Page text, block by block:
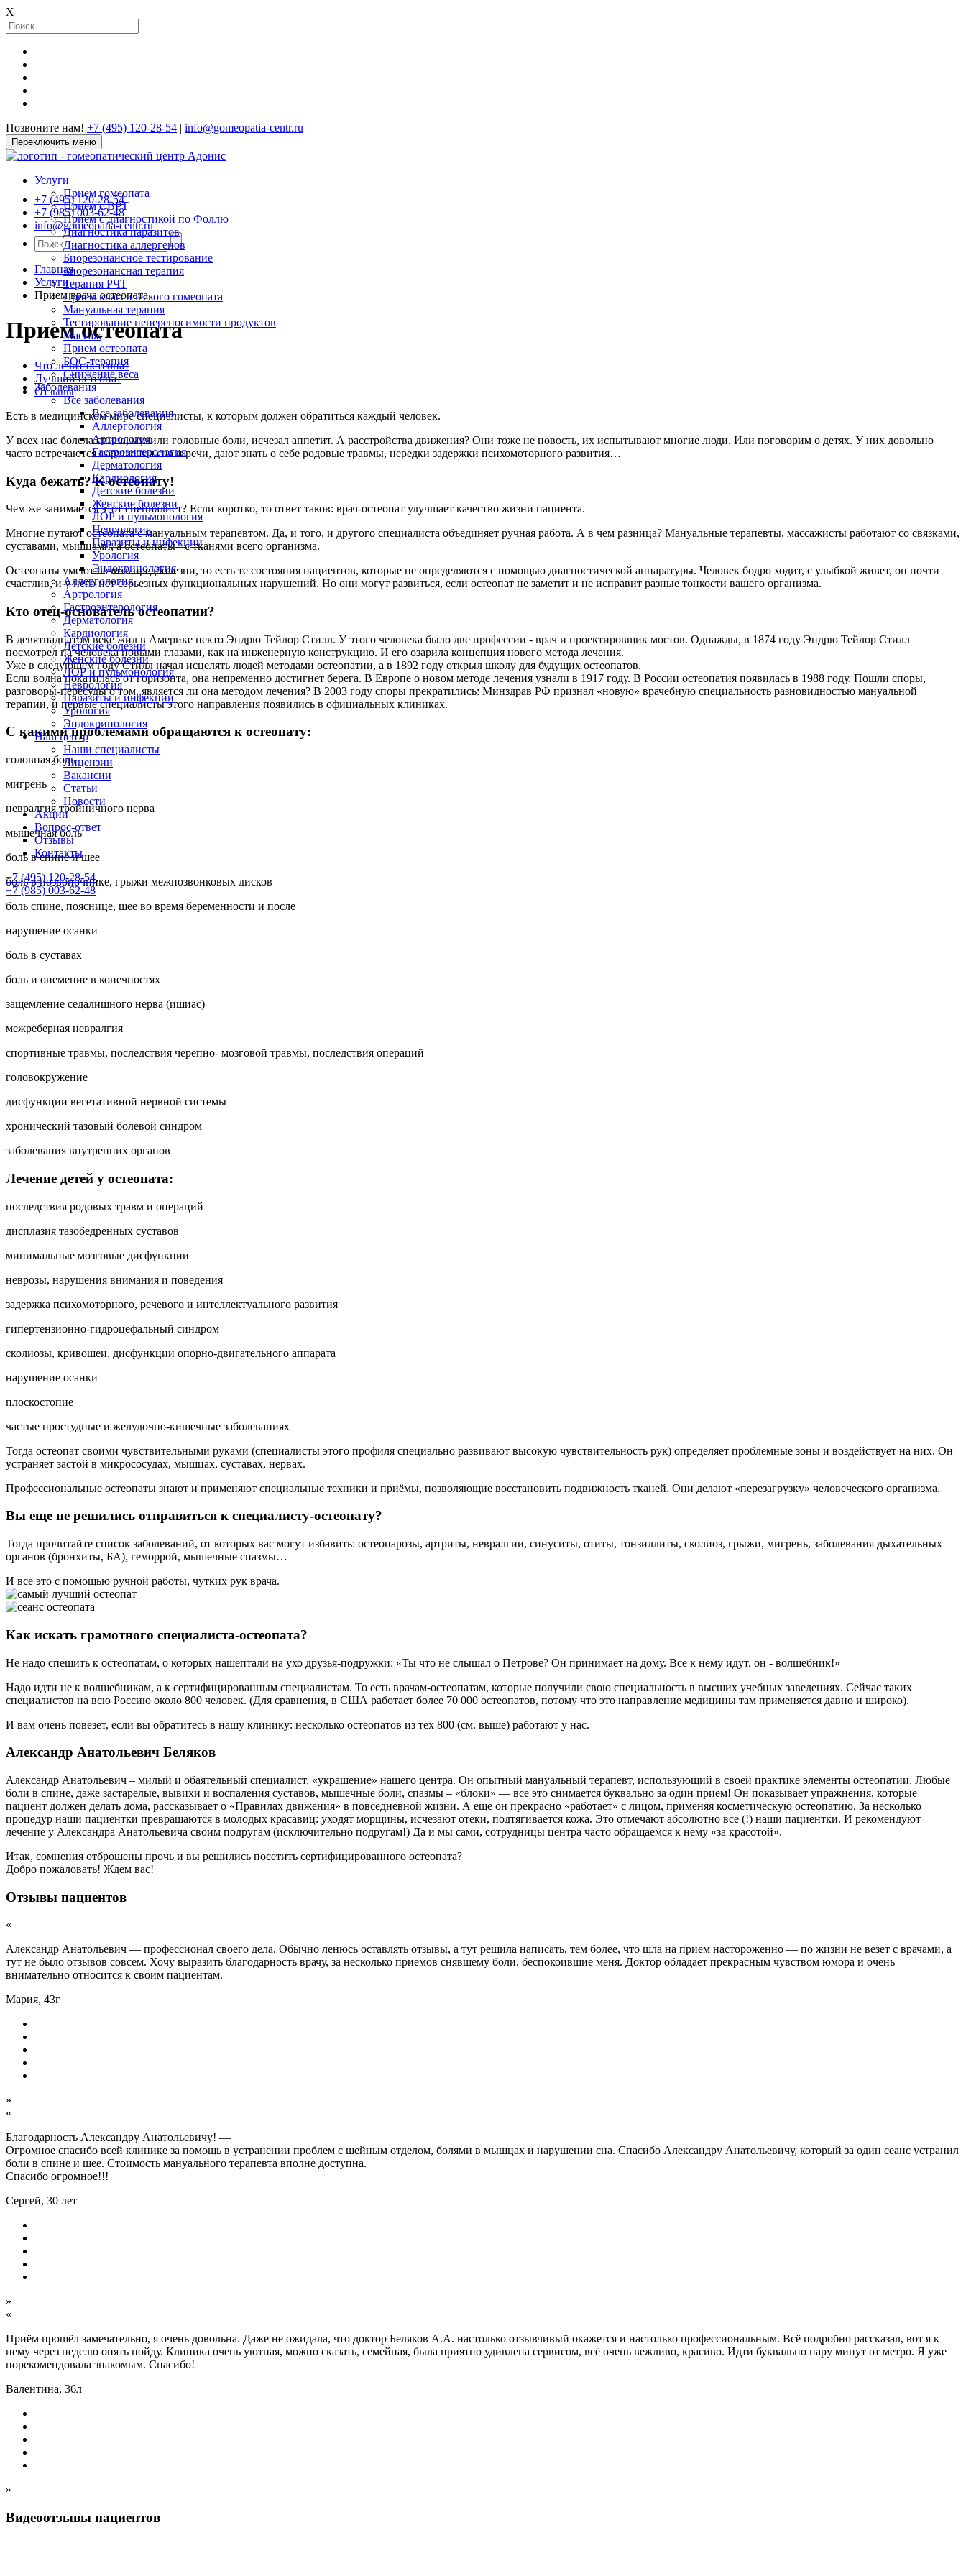
X
Позвоните нам! +7 (495) 120-28-54 | info@gomeopatia-centr.ru
Переключить меню
Услуги
Прием гомеопата
Прием с ВРТ
Прием с диагностикой по Фоллю
Диагностика паразитов
Диагностика аллергенов
Биорезонансное тестирование
Биорезонансная терапия
Терапия РЧТ
Прием классического гомеопата
Мануальная терапия
Тестирование непереносимости продуктов
Массаж
Прием остеопата
БОС-терапия
Снижение веса
Заболевания
Все заболевания
Все заболевания
Аллергология
Артрология
Гастроэнтерология
Дерматология
Кардиология
Детские болезни
Женские болезни
ЛОР и пульмонология
Неврология
Паразиты и инфекции
Урология
Эндокринология
Аллергология
Артрология
Гастроэнтерология
Дерматология
Кардиология
Детские болезни
Женские болезни
ЛОР и пульмонология
Неврология
Паразиты и инфекции
Урология
Эндокринология
Наш центр
Наши специалисты
Лицензии
Вакансии
Статьи
Новости
Акции
Вопрос-ответ
Отзывы
Контакты
+7 (495) 120-28-54,
+7 (985) 003-62-48
+7 (495) 120-28-54
+7 (985) 003-62-48
info@gomeopatia-centr.ru
Главная
Услуги
Прием врача остеопата
Прием остеопата
Что лечит остеопат
Лучший остеопат
Отзывы
Есть в медицинском мире специалисты, к которым должен обратиться каждый человек.
У всех нас болела спина, мучили головные боли, исчезал аппетит. А расстройства движения? Они тоже не новость, их испытывают многие люди. Или поговорим о детях. У них довольно
часто встречаются нарушения сна и речи, дают знать о себе родовые травмы, нередки задержки психомоторного развития…
Куда бежать? К остеопату!
Чем же занимается этот специалист? Если коротко, то ответ таков: врач-остеопат улучшает качество жизни пациента.
Многие путают остеопата с мануальным терапевтом. Да, и того, и другого специалиста объединяет ручная работа. А в чем разница? Мануальные терапевты, массажисты работают со связками,
суставами, мышцами, а остеопаты - с тканями всего организма.
Остеопаты умеют лечить предболезни, то есть те состояния пациентов, которые не определяются с помощью диагностической аппаратуры. Человек бодро ходит, с улыбкой живет, он почти
счастлив, и у него нет серьезных функциональных нарушений. Но они могут развиться, если остеопат не заметит и не исправит разные тонкости вашего организма.
Кто отец-основатель остеопатии?
В девятнадцатом веке жил в Америке некто Эндрю Тейлор Стилл. У этого человека было две профессии - врач и проектировщик мостов. Однажды, в 1874 году Эндрю Тейлор Стилл
посмотрел на человека новыми глазами, как на инженерную конструкцию. И его озарила концепция нового метода лечения.
Уже в следующем году Стилл начал исцелять людей методами остеопатии, а в 1892 году открыл школу для будущих остеопатов.
Если волна покатилась от горизонта, она непременно достигнет берега. В Европе о новом методе лечения узнали в 1917 году. В России остеопатия появилась в 1988 году. Пошли споры,
разговоры-пересуды о том, является ли она методом лечения? В 2003 году споры прекратились: Минздрав РФ признал «новую» врачебную специальность разновидностью мануальной
терапии, и первые специалисты этого направления появились в официальных клиниках.
С какими проблемами обращаются к остеопату:
головная боль
мигрень
невралгия тройничного нерва
мышечная боль
боль в спине и шее
боль в позвоночнике, грыжи межпозвонковых дисков
боль спине, пояснице, шее во время беременности и после
нарушение осанки
боль в суставах
боль и онемение в конечностях
защемление седалищного нерва (ишиас)
межреберная невралгия
спортивные травмы, последствия черепно- мозговой травмы, последствия операций
головокружение
дисфункции вегетативной нервной системы
хронический тазовый болевой синдром
заболевания внутренних органов
Лечение детей у остеопата:
последствия родовых травм и операций
дисплазия тазобедренных суставов
минимальные мозговые дисфункции
неврозы, нарушения внимания и поведения
задержка психомоторного, речевого и интеллектуального развития
гипертензионно-гидроцефальный синдром
сколиозы, кривошеи, дисфункции опорно-двигательного аппарата
нарушение осанки
плоскостопие
частые простудные и желудочно-кишечные заболеваниях
Тогда остеопат своими чувствительными руками (специалисты этого профиля специально развивают высокую чувствительность рук) определяет проблемные зоны и воздействует на них. Он
устраняет застой в микрососудах, мышцах, суставах, нервах.
Профессиональные остеопаты знают и применяют специальные техники и приёмы, позволяющие восстановить подвижность тканей. Они делают «перезагрузку» человеческого организма.
Вы еще не решились отправиться к специалисту-остеопату?
Тогда прочитайте список заболеваний, от которых вас могут избавить: остеопарозы, артриты, невралгии, синуситы, отиты, тонзиллиты, сколиоз, грыжи, мигрень, заболевания дыхательных
органов (бронхиты, БА), геморрой, мышечные спазмы…
И все это с помощью ручной работы, чутких рук врача.
Как искать грамотного специалиста-остеопата?
Не надо спешить к остеопатам, о которых нашептали на ухо друзья-подружки: «Ты что не слышал о Петрове? Он принимает на дому. Все к нему идут, он - волшебник!»
Надо идти не к волшебникам, а к сертифицированным специалистам. То есть врачам-остеопатам, которые получили свою специальность в высших учебных заведениях. Сейчас таких
специалистов на всю Россию около 800 человек. (Для сравнения, в США работает более 70 000 остеопатов, потому что это направление медицины там применяется давно и широко).
И вам очень повезет, если вы обратитесь в нашу клинику: несколько остеопатов из тех 800 (см. выше) работают у нас.
Александр Анатольевич Беляков
Александр Анатольевич – милый и обаятельный специалист, «украшение» нашего центра. Он опытный мануальный терапевт, использующий в своей практике элементы остеопатии. Любые
боли в спине, даже застарелые, вывихи и воспаления суставов, мышечные боли, спазмы – «блоки» — все это снимается буквально за один прием! Он показывает упражнения, которые
пациент должен делать дома, рассказывает о «Правилах движения» в повседневной жизни. А еще он прекрасно «работает» с лицом, применяя косметическую остеопатию. За несколько
процедур наши пациентки превращаются в молодых красавиц: уходят морщины, исчезают отеки, подтягивается кожа. Это отмечают абсолютно все (!) наши пациентки. И рекомендуют
лечение у Александра Анатольевича своим подругам (исключительно подругам!) Да и мы сами, сотрудницы центра часто обращаемся к нему «за красотой».
Итак, сомнения отброшены прочь и вы решились посетить сертифицированного остеопата?
Добро пожаловать! Ждем вас!
Отзывы пациентов
«
Александр Анатольевич — профессионал своего дела. Обычно ленюсь оставлять отзывы, а тут решила написать, тем более, что шла на прием настороженно — по жизни не везет с врачами, а
тут не было отзывов совсем. Хочу выразить благодарность врачу, за несколько приемов снявшему боли, беспокоившие меня. Доктор обладает прекрасным чувством юмора и очень
внимательно относится к своим пациентам.
Мария, 43г
»
«
Благодарность Александру Анатольевичу! —
Огромное спасибо всей клинике за помощь в устранении проблем с шейным отделом, болями в мышцах и нарушении сна. Спасибо Александру Анатольевичу, который за один сеанс устранил
боли в спине и шее. Стоимость мануального терапевта вполне доступна.
Спасибо огромное!!!
Сергей, 30 лет
»
«
Приём прошёл замечательно, я очень довольна. Даже не ожидала, что доктор Беляков А.А. настолько отзывчивый окажется и настолько профессиональным. Всё подробно рассказал, вот я к
нему через неделю опять пойду. Клиника очень уютная, можно сказать, семейная, была приятно удивлена сервисом, всё очень вежливо, красиво. Идти буквально пару минут от метро. Я уже
порекомендовала знакомым. Спасибо!
Валентина, 36л
»
Видеоотзывы пациентов